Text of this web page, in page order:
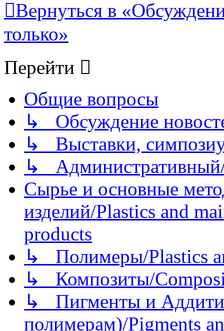
Вернуться в
только»
Перейти
Общие вопросы
↳ Обсуждение
↳ Выставки,
↳
Сырье и основные
изделий/Plastics and
products
↳ Полимеры/Plastics
↳ Композиты/
↳ Пигменты и
полимерам)/Pigments